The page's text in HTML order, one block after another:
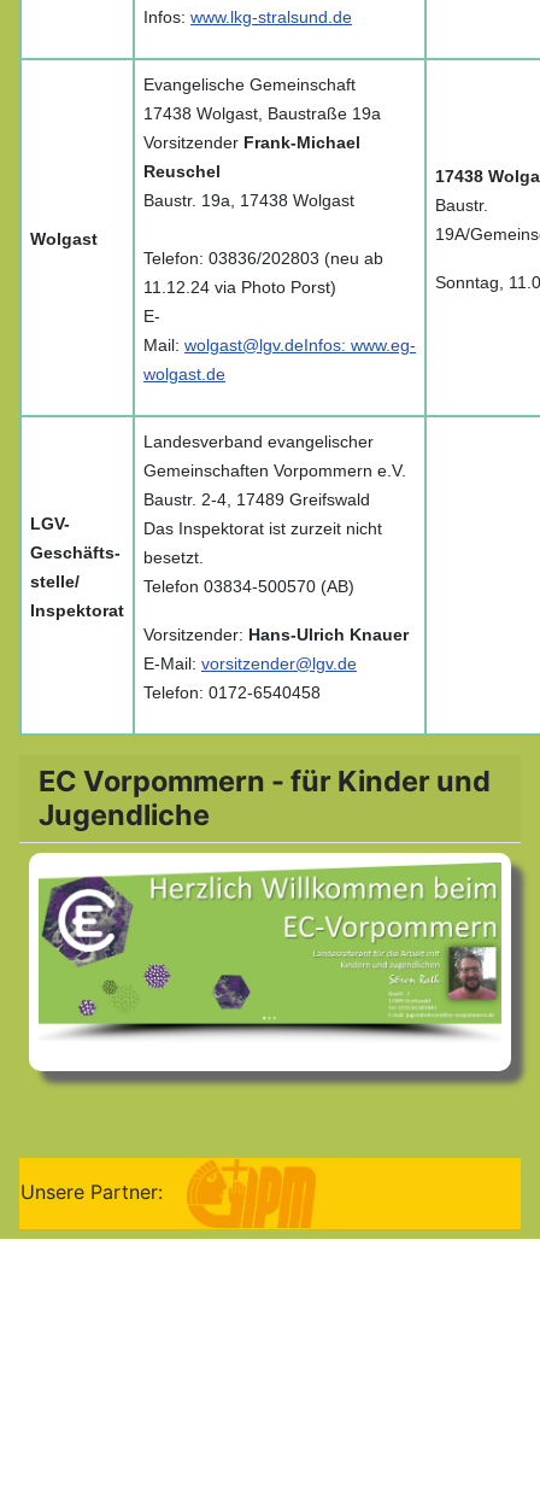
Infos: www.lkg-stralsund.de
Wolgast
Evangelische Gemeinschaft
17438 Wolgast, Baustraße 19a
Vorsitzender Frank-Michael
Reuschel
Baustr. 19a, 17438 Wolgast
Telefon: 03836/202803 (neu ab
11.12.24 via Photo Porst)
E-
Mail: wolgast@lgv.deInfos: www.eg-
wolgast.de
17438
Baustr.
19A/
Sonntag,
LGV-
Geschäfts-
stelle/
Inspektorat
Landesverband evangelischer
Gemeinschaften Vorpommern e.V.
Baustr. 2-4, 17489 Greifswald
Das Inspektorat ist zurzeit nicht
besetzt.
Telefon 03834-500570 (AB)
Vorsitzender: Hans-Ulrich Knauer
E-Mail: vorsitzender@lgv.de
Telefon: 0172-6540458
EC Vorpommern - für Kinder und
Jugendliche
Unsere Partner: